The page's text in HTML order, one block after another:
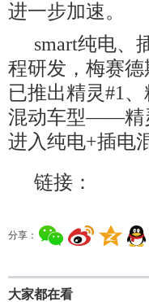
进一步加速。
smart纯电、
程研发，梅赛
已推出精灵#1
混动车型——精
进入纯电+插电
链接：
分享：
大家都在看